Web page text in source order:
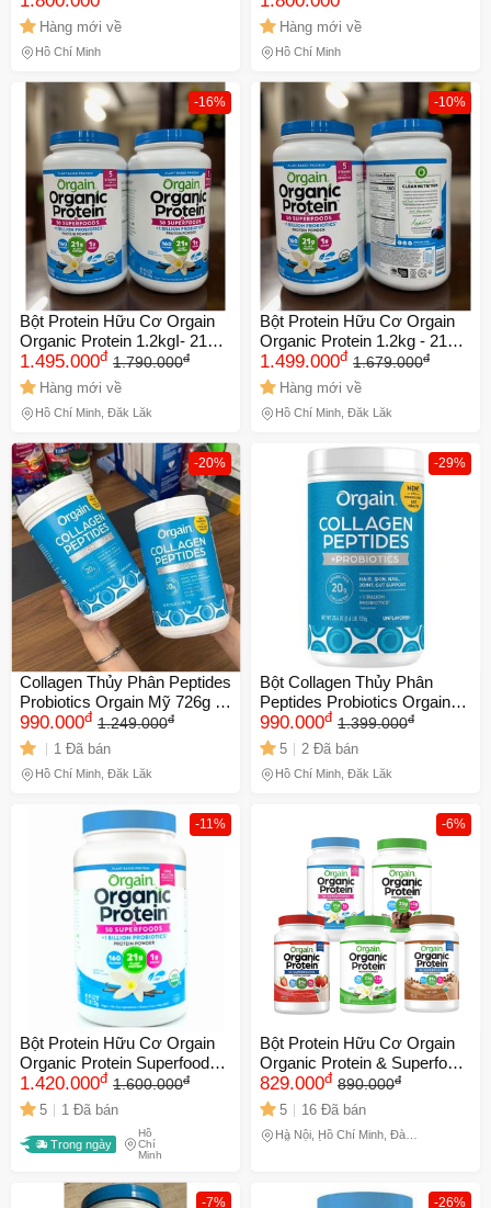
Based Protein Power
Hàng mới về
Hồ Chí Minh
Hàng mới về
Hồ Chí Minh
-16%
Bột Protein Hữu Cơ Orgain
Organic Protein 1.2kgI- 21g
Protein Thực Vật, 50
Superfoods, Hỗ Trợ Tiêu Hóa
Tự Nhiên
1.495.000đ 1.790.000đ
Hàng mới về
Hồ Chí Minh, Đắk Lắk
-10%
Bột Protein Hữu Cơ Orgain
Organic Protein 1.2kg - 21g
Protein Thực Vật, 50
Superfoods, Hỗ Trợ Tiêu Hóa
Tự Nhiên, Vegan 738058
1.499.000đ 1.679.000đ
Hàng mới về
Hồ Chí Minh, Đắk Lắk
-20%
Collagen Thủy Phân Peptides
Probiotics Orgain Mỹ 726g -
Cải thiện sức khỏe làn da và
hệ tiêu hóa, bổ sung dinh
dưỡng tự nhiên.
990.000đ 1.249.000đ
1 Đã bán
Hồ Chí Minh, Đắk Lắk
-29%
Bột Collagen Thủy Phân
Peptides Probiotics Orgain
Mỹ 726g - Cải thiện sức khỏe
làn da và hệ tiêu hóa
990.000đ 1.399.000đ
5 2 Đã bán
Hồ Chí Minh, Đắk Lắk
-11%
Bột Protein Hữu Cơ Orgain
Organic Protein Superfoods
918g - Hương Vani, Dinh
Dưỡng Kiểm Soát Cân Nặng,
Phục Hồi Cơ Bắp
1.420.000đ 1.600.000đ
5 1 Đã bán
Trong ngày
Hồ
Chí
Minh
-6%
Bột Protein Hữu Cơ Orgain
Organic Protein & Superfood
920g
829.000đ 890.000đ
5 16 Đã bán
Hà Nội, Hồ Chí Minh, Đà
-7% -26%